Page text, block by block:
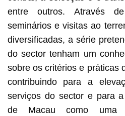
entre outros. Através
seminários e visitas ao
diversificadas, a série
do sector tenham um
sobre os critérios e práticas
contribuindo para a
serviços do sector e para
de Macau como uma